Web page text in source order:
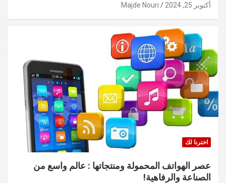
أكتوبر 25, 2024 Majde Nouri
اخترنا لك
عصر الهواتف المحمولة ومنتجاتها : عالم واسع من
الصناعة والرفاهية!